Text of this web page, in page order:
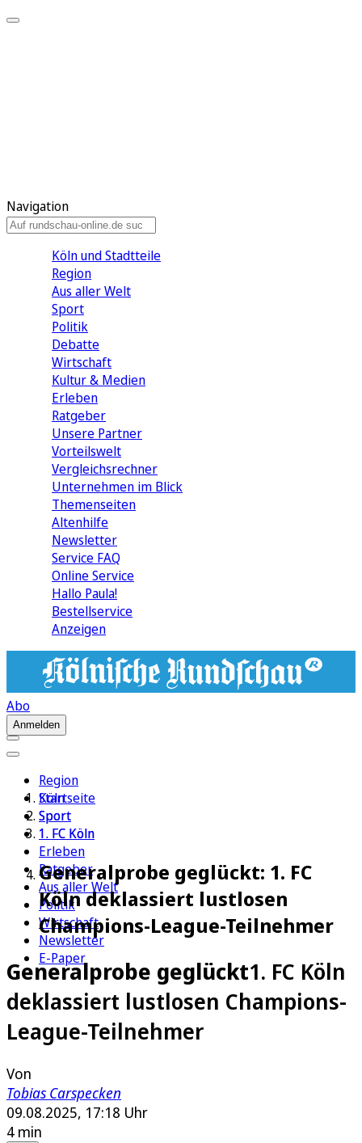
Navigation
Köln und Stadtteile
Region
Aus aller Welt
Sport
Politik
Debatte
Wirtschaft
Kultur & Medien
Erleben
Ratgeber
Unsere Partner
Vorteilswelt
Vergleichsrechner
Unternehmen im Blick
Themenseiten
Altenhilfe
Newsletter
Service FAQ
Online Service
Hallo Paula!
Bestellservice
Anzeigen
Abo
Anmelden
Region
Köln
Sport
1. FC Köln
Erleben
Ratgeber
Aus aller Welt
Politik
Wirtschaft
Newsletter
E-Paper
Startseite
Sport
1. FC Köln
Generalprobe geglückt: 1. FC
Köln deklassiert lustlosen
Champions-League-Teilnehmer
Generalprobe geglückt1. FC Köln
deklassiert lustlosen Champions-
League-Teilnehmer
Von
Tobias Carspecken
09.08.2025, 17:18 Uhr
4 min